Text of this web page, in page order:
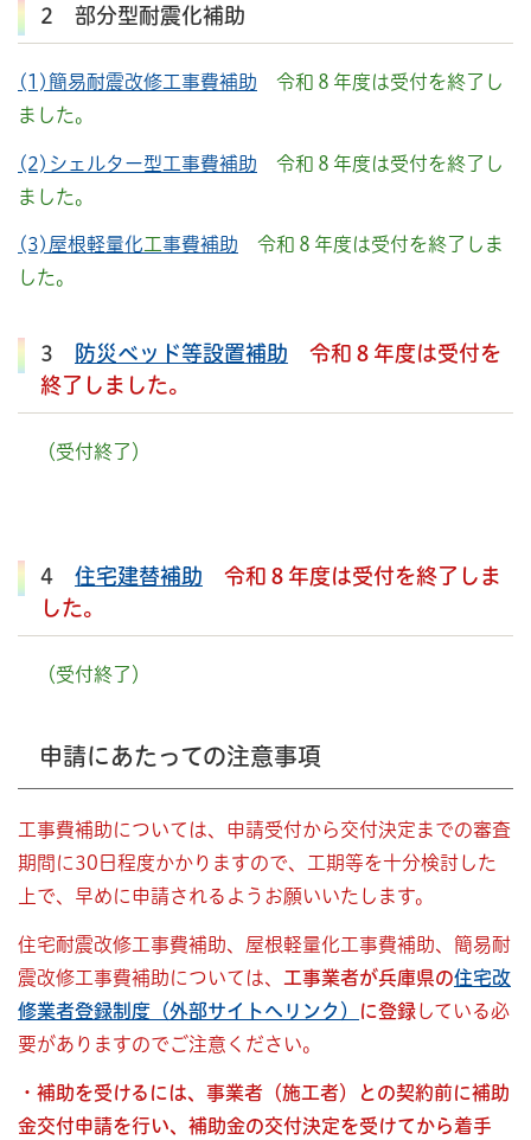
2 部分型耐震化補助
(1)簡易耐震改修工事費補助
令和８年度は受付を終了し
ました。
(2)シェルター型工事費補助
令和８年度は受付を終了し
ました。
(3)屋根軽量化工事費補助
令和８年度は受付を終了しま
した。
3 防災ベッド等設置補助
令和８年度は受付を
終了しました。
（受付終了）
4 住宅建替補助
令和８年度は受付を終了しま
した。
（受付終了）
申請にあたっての注意事項
工事費補助については、申請受付から交付決定までの審査
期間に30日程度かかりますので、工期等を十分検討した
上で、早めに申請されるようお願いいたします。
住宅耐震改修工事費補助、屋根軽量化工事費補助、簡易耐
震改修工事費補助については、 工事業者が兵庫県の住宅改
修業者登録制度（外部サイトへリンク）
に登録している必
要がありますのでご注意ください。
・補助を受けるには、事業者（施工者）との契約前に補助
金交付申請を行い、補助金の交付決定を受けてから着手